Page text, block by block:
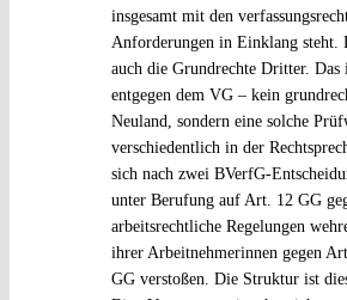
insgesamt mit den
Anforderungen in Einklang steht.
auch die Grundrechte Dritter. Das
entgegen dem VG – kein
Neuland, sondern eine solche
verschiedentlich in der
sich nach zwei BVerfG-
unter Berufung auf Art. 12 GG
arbeitsrechtliche Regelungen
ihrer Arbeitnehmerinnen gegen
GG verstoßen. Die Struktur ist